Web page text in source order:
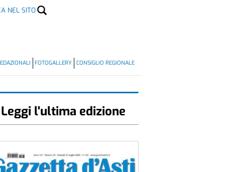
NEL SITO
FOTOGALLERY CONSIGLIO REGIONALE
Leggi l'ultima edizione